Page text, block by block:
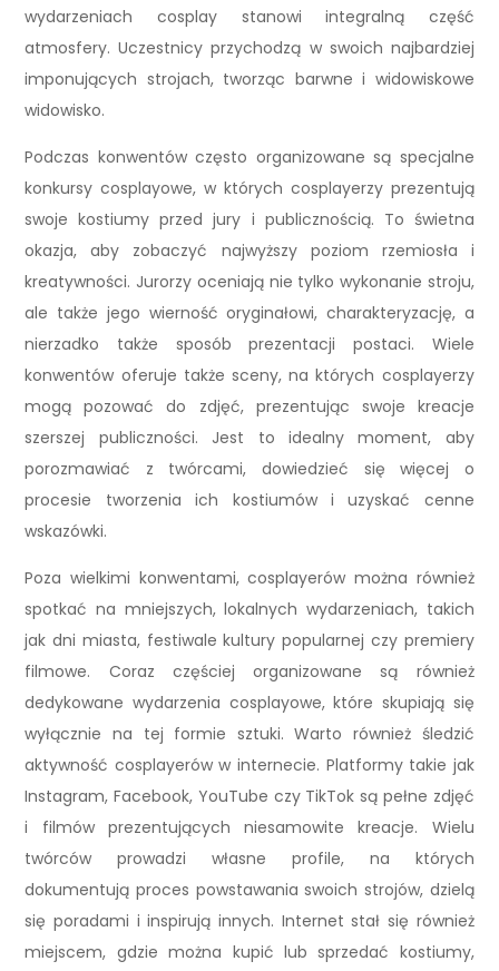
wydarzeniach cosplay stanowi integralną część
atmosfery. Uczestnicy przychodzą w swoich najbardziej
imponujących strojach, tworząc barwne i widowiskowe
widowisko.
Podczas konwentów często organizowane są specjalne
konkursy cosplayowe, w których cosplayerzy prezentują
swoje kostiumy przed jury i publicznością. To świetna
okazja, aby zobaczyć najwyższy poziom rzemiosła i
kreatywności. Jurorzy oceniają nie tylko wykonanie stroju,
ale także jego wierność oryginałowi, charakteryzację, a
nierzadko także sposób prezentacji postaci. Wiele
konwentów oferuje także sceny, na których cosplayerzy
mogą pozować do zdjęć, prezentując swoje kreacje
szerszej publiczności. Jest to idealny moment, aby
porozmawiać z twórcami, dowiedzieć się więcej o
procesie tworzenia ich kostiumów i uzyskać cenne
wskazówki.
Poza wielkimi konwentami, cosplayerów można również
spotkać na mniejszych, lokalnych wydarzeniach, takich
jak dni miasta, festiwale kultury popularnej czy premiery
filmowe. Coraz częściej organizowane są również
dedykowane wydarzenia cosplayowe, które skupiają się
wyłącznie na tej formie sztuki. Warto również śledzić
aktywność cosplayerów w internecie. Platformy takie jak
Instagram, Facebook, YouTube czy TikTok są pełne zdjęć
i filmów prezentujących niesamowite kreacje. Wielu
twórców prowadzi własne profile, na których
dokumentują proces powstawania swoich strojów, dzielą
się poradami i inspirują innych. Internet stał się również
miejscem, gdzie można kupić lub sprzedać kostiumy,